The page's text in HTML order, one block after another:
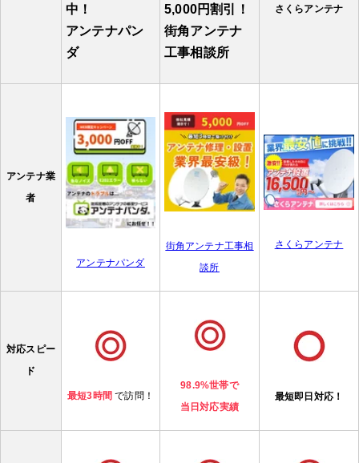
中！
アンテナパン
ダ
5,000円割引！
街角アンテナ
工事相談所
さくらアンテナ
アンテナ業
者
アンテナパンダ
街角アンテナ工事相
談所
さくらアンテナ
対応スピー
ド
最短3時間で訪問！
98.9%世帯で
当日対応実績
最短即日対応！